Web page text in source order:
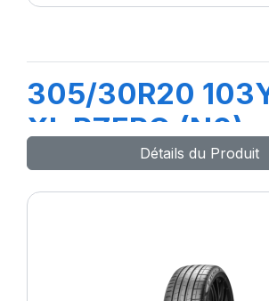
305/30R20
XL PZERO (N0)
Détails du Produit